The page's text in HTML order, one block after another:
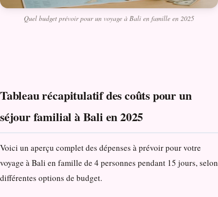
Quel budget prévoir pour un voyage à Bali en famille en 2025
Tableau récapitulatif des coûts pour un
séjour familial à Bali en 2025
Voici un aperçu complet des dépenses à prévoir pour votre
voyage à Bali en famille de 4 personnes pendant 15 jours, selon
différentes options de budget.